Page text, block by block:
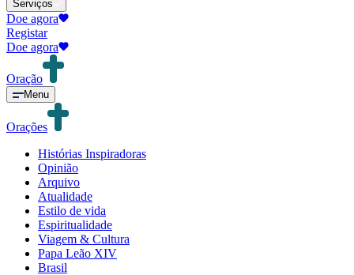
Serviços
Doe agora
Registar
Doe agora
Oração
Menu
Orações
Histórias Inspiradoras
Opinião
Arquivo
Atualidade
Estilo de vida
Espiritualidade
Viagem & Cultura
Papa Leão XIV
Brasil